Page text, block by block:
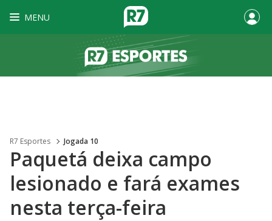
MENU
R7 Esportes Jogada 10
Paquetá deixa campo
lesionado e fará exames
nesta terça-feira